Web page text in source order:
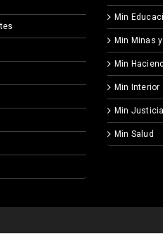
Min
Min Minas
Min
Min Interior
Min Justicia
Min Salud